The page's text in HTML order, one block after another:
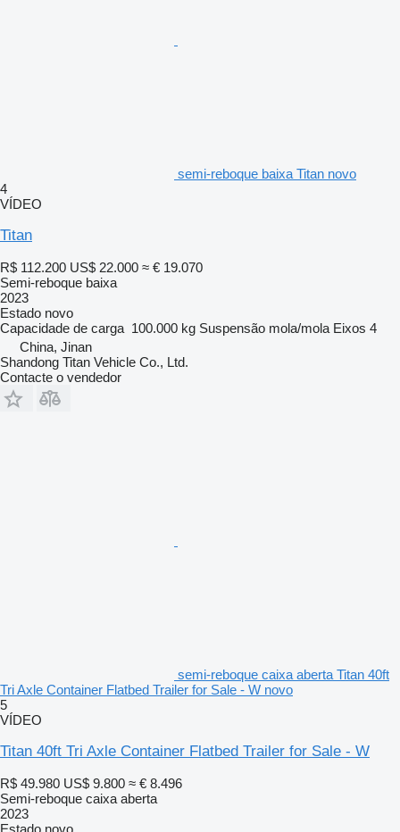
semi-reboque baixa Titan novo
4
VÍDEO
Titan
R$ 112.200 US$ 22.000 ≈ € 19.070
Semi-reboque baixa
2023
Estado novo
Capacidade de carga 100.000 kg Suspensão mola/mola Eixos 4
China, Jinan
Shandong Titan Vehicle Co., Ltd.
Contacte o vendedor
semi-reboque caixa aberta Titan 40ft
Tri Axle Container Flatbed Trailer for Sale - W novo
5
VÍDEO
Titan 40ft Tri Axle Container Flatbed Trailer for Sale - W
R$ 49.980 US$ 9.800 ≈ € 8.496
Semi-reboque caixa aberta
2023
Estado novo